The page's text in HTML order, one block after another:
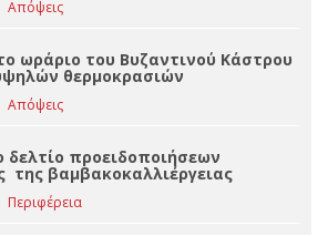
Κωμωδίας Κινηματογράφου
Απόψεις
ωράριο του Βυζαντινού Κάστρου
θερμοκρασιών
Απόψεις